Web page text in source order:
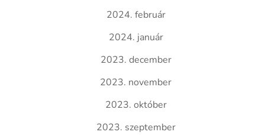
2024. február
2024. január
2023. december
2023. november
2023. október
2023. szeptember